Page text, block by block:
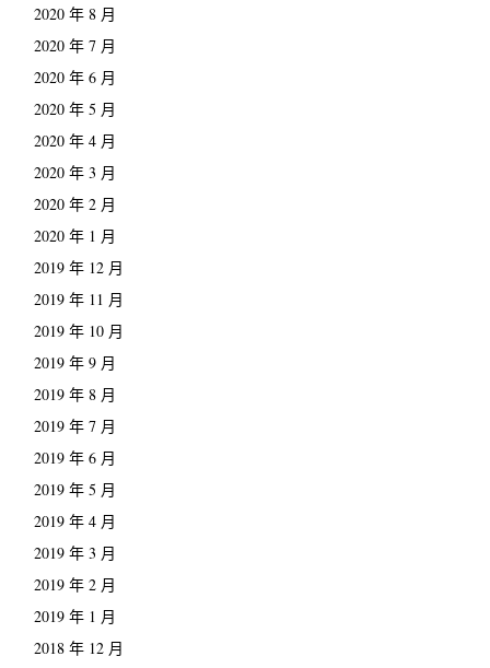
2020 年 8 月
2020 年 7 月
2020 年 6 月
2020 年 5 月
2020 年 4 月
2020 年 3 月
2020 年 2 月
2020 年 1 月
2019 年 12 月
2019 年 11 月
2019 年 10 月
2019 年 9 月
2019 年 8 月
2019 年 7 月
2019 年 6 月
2019 年 5 月
2019 年 4 月
2019 年 3 月
2019 年 2 月
2019 年 1 月
2018 年 12 月